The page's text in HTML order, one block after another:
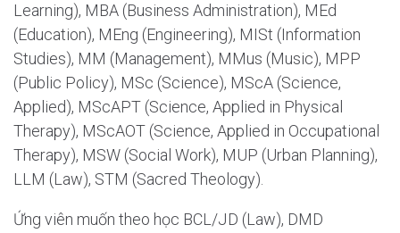
Learning), MBA (Business Administration), MEd
(Education), MEng (Engineering), MISt (Information
Studies), MM (Management), MMus (Music), MPP
(Public Policy), MSc (Science), MScA (Science,
Applied), MScAPT (Science, Applied in Physical
Therapy), MScAOT (Science, Applied in Occupational
Therapy), MSW (Social Work), MUP (Urban Planning),
LLM (Law), STM (Sacred Theology).
Ứng viên muốn theo học BCL/JD (Law), DMD